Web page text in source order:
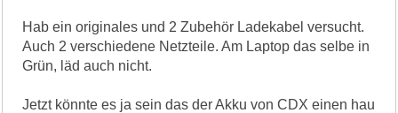
Hab ein originales und 2 Zubehör Ladekabel versucht.
Auch 2 verschiedene Netzteile. Am Laptop das selbe in
Grün, läd auch nicht.
Jetzt könnte es ja sein das der Akku von CDX einen hau